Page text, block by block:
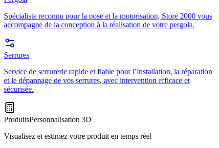
Spécialiste reconnu pour la pose et la motorisation, Store 2000 vous
accompagne de la conception à la réalisation de votre pergola.
Serrures
Service de serrurerie rapide et fiable pour l’installation, la réparation
et le dépannage de vos serrures, avec intervention efficace et
sécurisée.
ProduitsPersonnalisation 3D
Visualisez et estimez votre produit en temps réel